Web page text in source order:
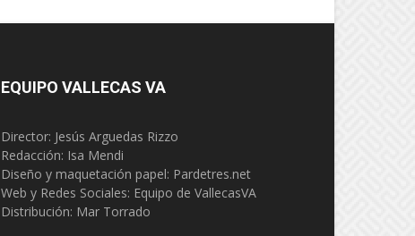
EQUIPO VALLECAS VA
Director: Jesús Arguedas Rizzo
Redacción: Isa Mendi
Diseño y maquetación papel: Pardetres.net
Web y Redes Sociales: Equipo de VallecasVA
Distribución: Mar Torrado